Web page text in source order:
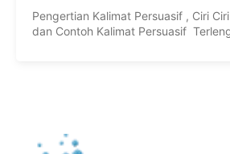
Pengertian Kalimat Persuasif , Ciri
dan Contoh Kalimat Persuasif